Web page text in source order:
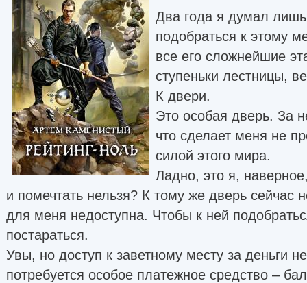
Два года я думал
подобраться к этому
все его сложнейшие
ступеньки лестницы,
К двери.
Это особая дверь. За
что сделает меня не
силой этого мира.
Ладно, это я,
и помечтать нельзя? К тому же дверь сейчас
для меня недоступна. Чтобы к ней
постараться.
Увы, но доступ к заветному месту за деньги
потребуется особое платежное средство –